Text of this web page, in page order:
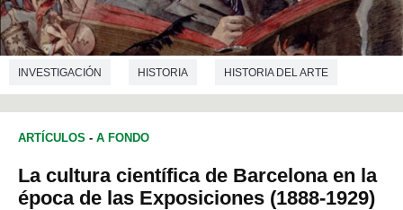
INVESTIGACIÓN HISTORIA HISTORIA DEL ARTE
HISTORIA DE LA CIENCIA LITERATURA
ARTÍCULOS - A FONDO
La cultura científica de Barcelona en la
época de las Exposiciones (1888-1929)